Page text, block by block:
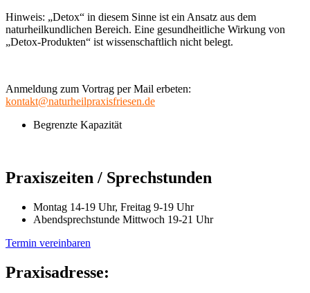
Hinweis: „Detox“ in diesem Sinne ist ein Ansatz aus dem
naturheilkundlichen Bereich. Eine gesundheitliche Wirkung von
„Detox-Produkten“ ist wissenschaftlich nicht belegt.
Anmeldung zum Vortrag per Mail erbeten:
kontakt@naturheilpraxisfriesen.de
Begrenzte Kapazität
Praxiszeiten / Sprechstunden
Montag 14-19 Uhr, Freitag 9-19 Uhr
Abendsprechstunde Mittwoch 19-21 Uhr
Termin vereinbaren
Praxisadresse: